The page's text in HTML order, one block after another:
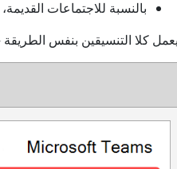
بالنسبة للاجتماعات
يعمل كلا التنسيقين بنفس الطريقة